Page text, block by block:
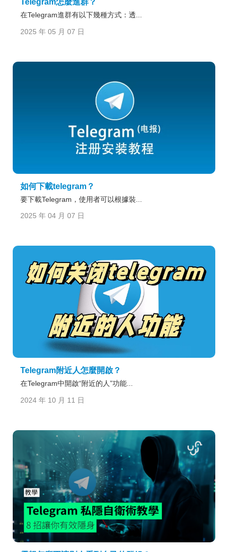
Telegram怎麼進群？
在Telegram進群有以下幾種方式：透...
2025 年 05 月 07 日
如何下載telegram？
要下載Telegram，使用者可以根據裝...
2025 年 04 月 07 日
Telegram附近人怎麼開啟？
在Telegram中開啟“附近的人”功能...
2024 年 10 月 11 日